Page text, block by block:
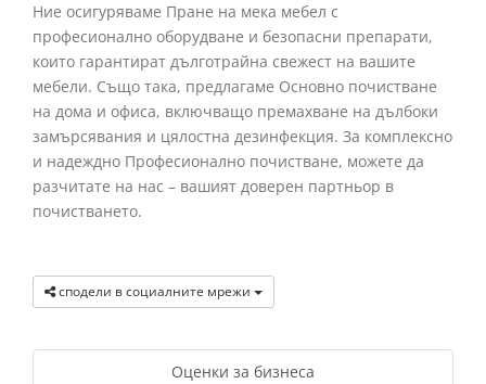
Ние осигуряваме Пране на мека мебел с
професионално оборудване и безопасни препарати,
които гарантират дълготрайна свежест на вашите
мебели. Също така, предлагаме Основно почистване
на дома и офиса, включващо премахване на дълбоки
замърсявания и цялостна дезинфекция. За комплексно
и надеждно Професионално почистване, можете да
разчитате на нас – вашият доверен партньор в
почистването.
сподели в социалните мрежи
Оценки за бизнеса